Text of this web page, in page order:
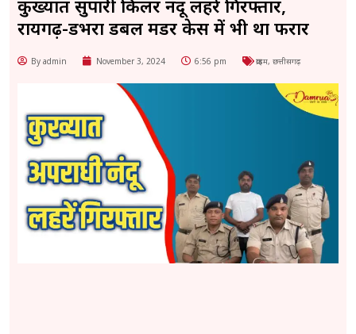
कुख्यात सुपारी किलर नंदू लहरें गिरफ्तार,
रायगढ़-डभरा डबल मर्डर केस में भी था फरार
By admin November 3, 2024 6:56 pm क्राइम, छत्तीसगढ़